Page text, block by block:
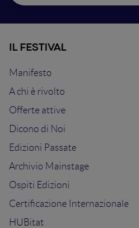
IL FESTIVAL
Manifesto
A chi è rivolto
Offerte attive
Dicono di Noi
Edizioni Passate
Archivio Mainstage
Ospiti Edizioni
Certificazione Internazionale
HUBitat